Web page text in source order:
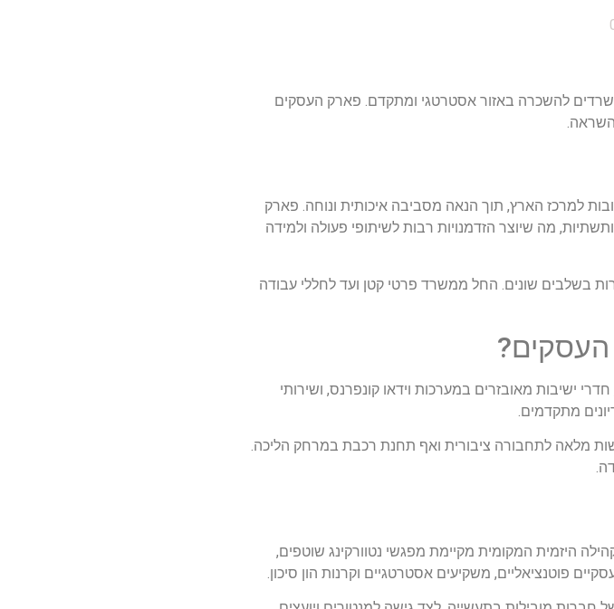
להשכרה באזור אסטרטגי ומתקדם. פארק העסקים
למרכז הארץ, תוך הנאה מסביבה איכותית ונוחה. פארק
מה שיוצר הזדמנויות רבות לשיתופי פעולה ולמידה
בשלבים שונים. החל ממשרד פרטי קטן ועד לחללי עבודה
ישיבות מאובזרים במערכות וידאו קונפרנס, ושירותי
מתקדמים.
מלאה לתחבורה ציבורית ואף תחנת רכבת במרחק הליכה.
היזמית המקומית מקיימת מפגשי נטוורקינג שוטפים,
פוטנציאליים, משקיעים אסטרטגיים וקרנות הון סיכון.